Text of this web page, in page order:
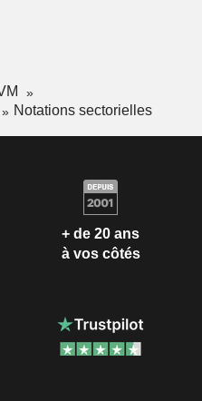
Notations sectorielles
+ de 20 ans
à vos côtés